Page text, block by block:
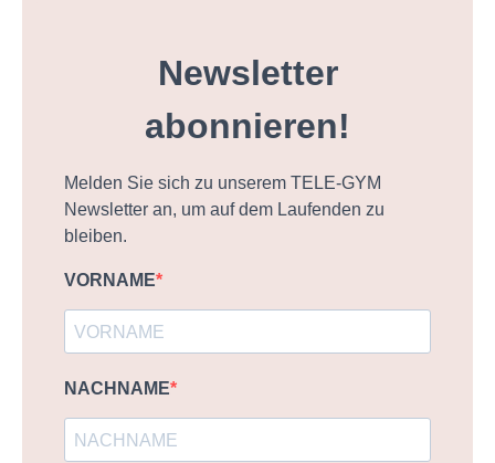
Newsletter
abonnieren!
Melden Sie sich zu unserem TELE-GYM
Newsletter an, um auf dem Laufenden zu
bleiben.
VORNAME
NACHNAME